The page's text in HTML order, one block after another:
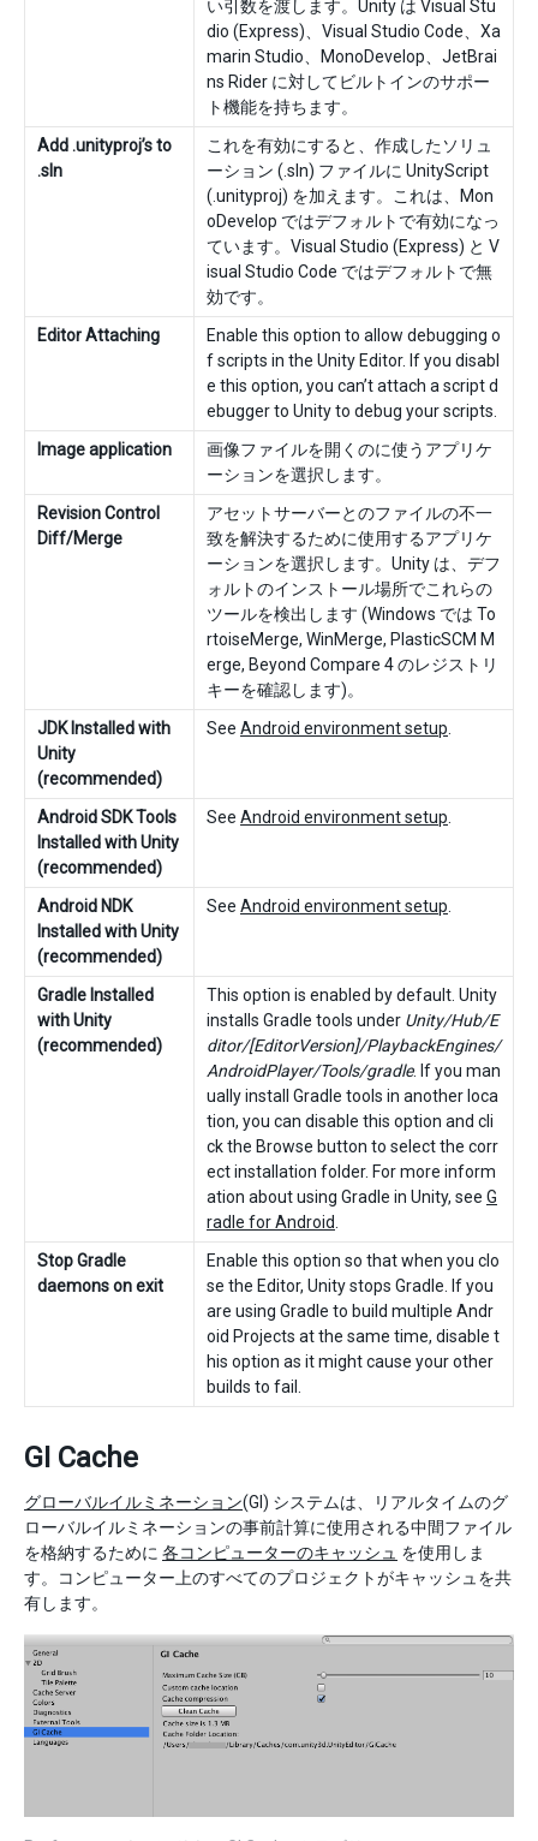
い引数を渡します。Unity は Visual Stu
dio (Express)、Visual Studio Code、Xa
marin Studio、MonoDevelop、JetBrai
ns Rider に対してビルトインのサポー
ト機能を持ちます。
Add .unityproj’s to
.sln
これを有効にすると、作成したソリュ
ーション (.sln) ファイルに UnityScript
(.unityproj) を加えます。これは、Mon
oDevelop ではデフォルトで有効になっ
ています。Visual Studio (Express) と V
isual Studio Code ではデフォルトで無
効です。
Editor Attaching
Enable this option to allow debugging o
f scripts in the Unity Editor. If you disabl
e this option, you can’t attach a script d
ebugger to Unity to debug your scripts.
Image application
画像ファイルを開くのに使うアプリケ
ーションを選択します。
Revision Control
Diff/Merge
アセットサーバーとのファイルの不一
致を解決するために使用するアプリケ
ーションを選択します。Unity は、デフ
ォルトのインストール場所でこれらの
ツールを検出します (Windows では To
rtoiseMerge, WinMerge, PlasticSCM M
erge, Beyond Compare 4 のレジストリ
キーを確認します)。
JDK Installed with
Unity
(recommended)
See Android environment setup
Android SDK Tools
Installed with Unity
(recommended)
See Android environment setup
Android NDK
Installed with Unity
(recommended)
See Android environment setup
Gradle Installed
with Unity
(recommended)
This option is enabled by default. Unity
installs Gradle tools under Unity/Hub/E
ditor/[EditorVersion]/PlaybackEngines/
AndroidPlayer/Tools/gradle. If you man
ually install Gradle tools in another loca
tion, you can disable this option and cli
ck the Browse button to select the corr
ect installation folder. For more inform
ation about using Gradle in Unity, see G
radle for Android
Stop Gradle
daemons on exit
Enable this option so that when you clo
se the Editor, Unity stops Gradle. If you
are using Gradle to build multiple Andr
oid Projects at the same time, disable t
his option as it might cause your other
builds to fail.
GI Cache
グローバルイルミネーション(GI) システムは、リアルタイムのグ
ローバルイルミネーションの事前計算に使用される中間ファイル
を格納するために 各コンピューターのキャッシュ を使用しま
す。コンピューター上のすべてのプロジェクトがキャッシュを共
有します。